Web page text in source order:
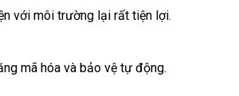
với môi trường lại rất tiện lợi.
mã hóa và bảo vệ tự động.